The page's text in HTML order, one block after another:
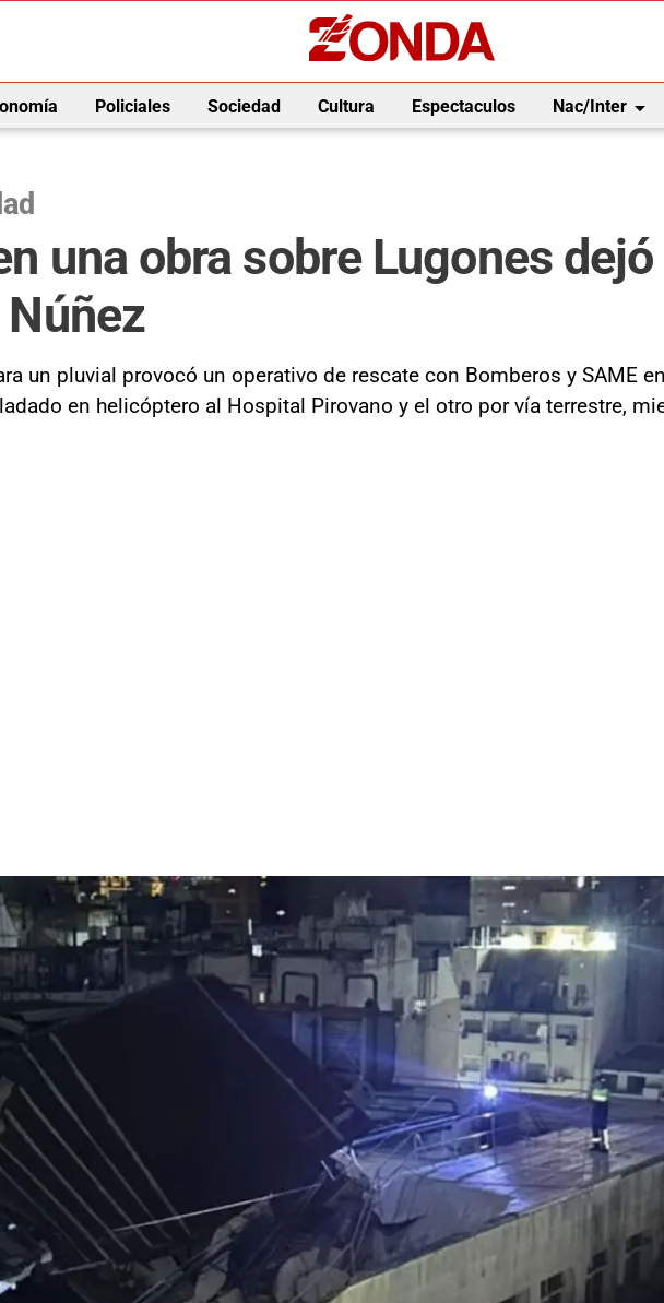
Policiales Sociedad Cultura Espectaculos Nac/Interarrow_drop_down
una obra sobre Lugones
un pluvial provocó un operativo de rescate con Bomberos y SAME
en helicóptero al Hospital Pirovano y el otro por vía terrestre,